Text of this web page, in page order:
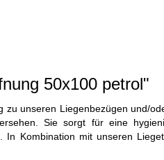
50x100 petrol"
unseren Liegenbezügen und/
Sie sorgt für eine
Kombination mit unseren